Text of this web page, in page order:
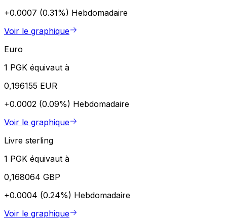
+0.0007 (0.31%) Hebdomadaire
Voir le graphique
Euro
1 PGK équivaut à
0,196155 EUR
+0.0002 (0.09%) Hebdomadaire
Voir le graphique
Livre sterling
1 PGK équivaut à
0,168064 GBP
+0.0004 (0.24%) Hebdomadaire
Voir le graphique